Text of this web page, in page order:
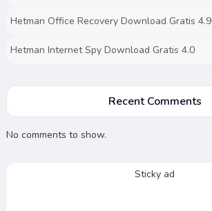
Hetman Office Recovery Download Gratis 4.9
Hetman Internet Spy Download Gratis 4.0
Recent Comments
No comments to show.
Sticky ad